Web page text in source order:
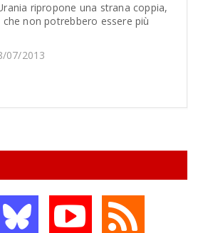
ripropone una strana coppia,
non potrebbero essere più
07/2013